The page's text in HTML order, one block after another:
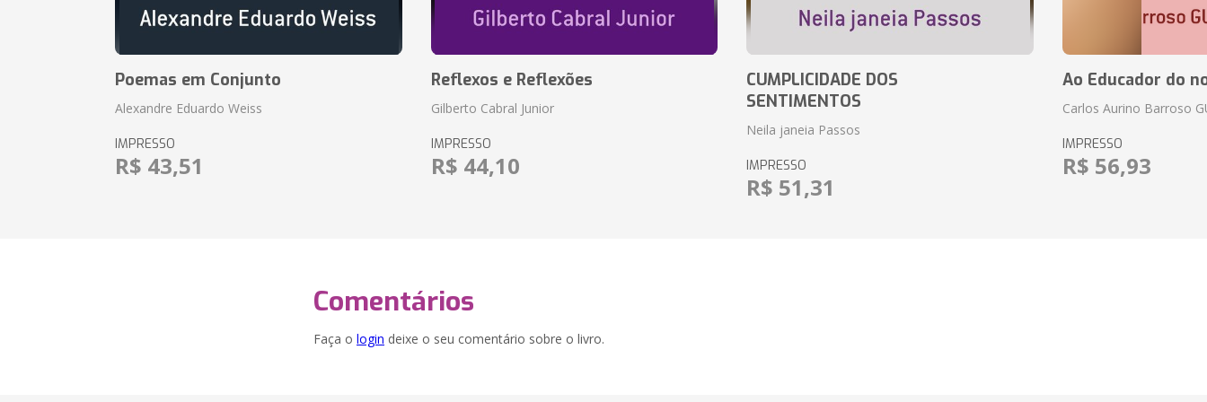
Poemas em Conjunto
Alexandre Eduardo Weiss
IMPRESSO
R$ 43,51
Reflexos e Reflexões
Gilberto Cabral Junior
IMPRESSO
R$ 44,10
CUMPLICIDADE DOS
SENTIMENTOS
Neila janeia Passos
IMPRESSO
R$ 51,31
Ao Educador do
Carlos Aurino Barroso
IMPRESSO
R$ 56,93
Comentários
Faça o login deixe o seu comentário sobre o livro.